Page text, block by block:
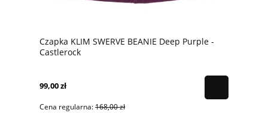
Czapka KLIM SWERVE BEANIE Deep Purple -
Castlerock
99,00 zł
Cena regularna:168,00 zł